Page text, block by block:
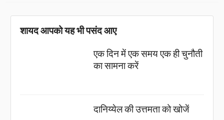
शायद आपको यह भी पसंद आए
एक दिन में एक समय एक ही चुनौती
का सामना करें
दानिय्येल की उत्तमता को खोजें